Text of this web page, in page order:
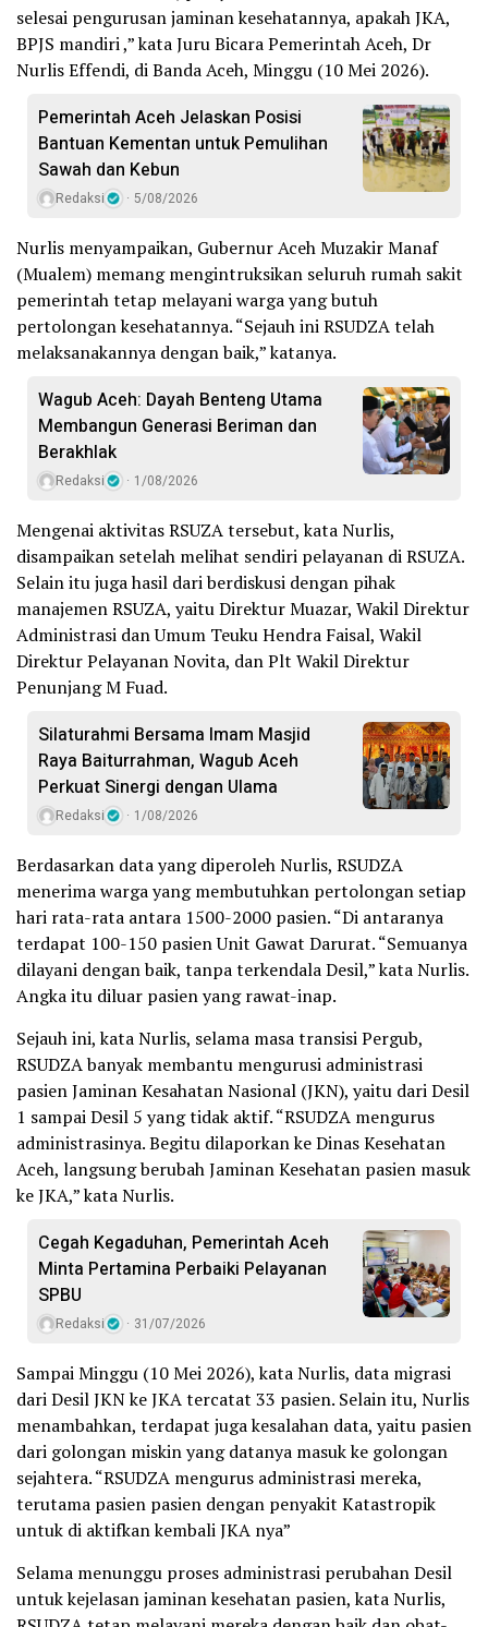
selesai pengurusan jaminan kesehatannya, apakah JKA,
BPJS mandiri ,” kata Juru Bicara Pemerintah Aceh, Dr
Nurlis Effendi, di Banda Aceh, Minggu (10 Mei 2026).
Pemerintah Aceh Jelaskan Posisi
Bantuan Kementan untuk Pemulihan
Sawah dan Kebun
Redaksi 5/08/2026
Nurlis menyampaikan, Gubernur Aceh Muzakir Manaf
(Mualem) memang mengintruksikan seluruh rumah sakit
pemerintah tetap melayani warga yang butuh
pertolongan kesehatannya. “Sejauh ini RSUDZA telah
melaksanakannya dengan baik,” katanya.
Wagub Aceh: Dayah Benteng Utama
Membangun Generasi Beriman dan
Berakhlak
Redaksi 1/08/2026
Mengenai aktivitas RSUZA tersebut, kata Nurlis,
disampaikan setelah melihat sendiri pelayanan di RSUZA.
Selain itu juga hasil dari berdiskusi dengan pihak
manajemen RSUZA, yaitu Direktur Muazar, Wakil Direktur
Administrasi dan Umum Teuku Hendra Faisal, Wakil
Direktur Pelayanan Novita, dan Plt Wakil Direktur
Penunjang M Fuad.
Silaturahmi Bersama Imam Masjid
Raya Baiturrahman, Wagub Aceh
Perkuat Sinergi dengan Ulama
Redaksi 1/08/2026
Berdasarkan data yang diperoleh Nurlis, RSUDZA
menerima warga yang membutuhkan pertolongan setiap
hari rata-rata antara 1500-2000 pasien. “Di antaranya
terdapat 100-150 pasien Unit Gawat Darurat. “Semuanya
dilayani dengan baik, tanpa terkendala Desil,” kata Nurlis.
Angka itu diluar pasien yang rawat-inap.
Sejauh ini, kata Nurlis, selama masa transisi Pergub,
RSUDZA banyak membantu mengurusi administrasi
pasien Jaminan Kesahatan Nasional (JKN), yaitu dari Desil
1 sampai Desil 5 yang tidak aktif. “RSUDZA mengurus
administrasinya. Begitu dilaporkan ke Dinas Kesehatan
Aceh, langsung berubah Jaminan Kesehatan pasien masuk
ke JKA,” kata Nurlis.
Cegah Kegaduhan, Pemerintah Aceh
Minta Pertamina Perbaiki Pelayanan
SPBU
Redaksi 31/07/2026
Sampai Minggu (10 Mei 2026), kata Nurlis, data migrasi
dari Desil JKN ke JKA tercatat 33 pasien. Selain itu, Nurlis
menambahkan, terdapat juga kesalahan data, yaitu pasien
dari golongan miskin yang datanya masuk ke golongan
sejahtera. “RSUDZA mengurus administrasi mereka,
terutama pasien pasien dengan penyakit Katastropik
untuk di aktifkan kembali JKA nya”
Selama menunggu proses administrasi perubahan Desil
untuk kejelasan jaminan kesehatan pasien, kata Nurlis,